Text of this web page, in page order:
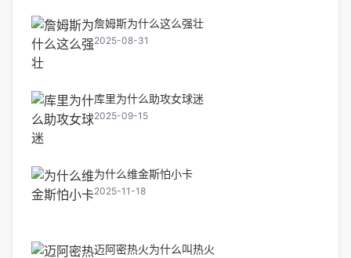
詹姆斯为什么这么强壮
2025-08-31
库里为什么助攻女球迷
2025-09-15
为什么维金斯怕小卡
2025-11-18
迈阿密热火为什么叫热火